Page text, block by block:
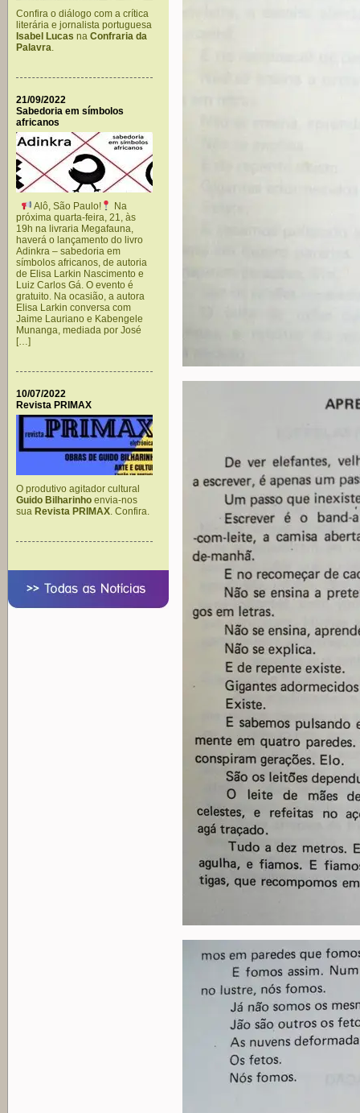
Confira o diálogo com a crítica
literária e jornalista portuguesa
Isabel Lucas na Confraria da
Palavra.
21/09/2022
Sabedoria em símbolos
africanos
Alô, São Paulo!
Na
próxima quarta-feira, 21, às
19h na livraria Megafauna,
haverá o lançamento do livro
Adinkra – sabedoria em
símbolos africanos, de autoria
de Elisa Larkin Nascimento e
Luiz Carlos Gá. O evento é
gratuito. Na ocasião, a autora
Elisa Larkin conversa com
Jaime Lauriano e Kabengele
Munanga, mediada por José
[…]
10/07/2022
Revista PRIMAX
O produtivo agitador cultural
Guido Bilharinho envia-nos
sua Revista PRIMAX. Confira.